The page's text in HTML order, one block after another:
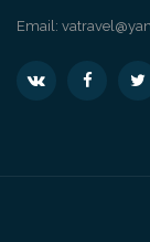
Email: